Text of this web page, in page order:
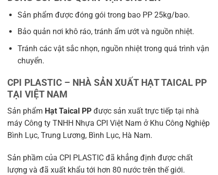
Sản phẩm được đóng gói trong bao PP 25kg/bao.
Bảo quản nơi khô ráo, tránh ẩm ướt và nguồn nhiệt.
Tránh các vật sắc nhọn, nguồn nhiệt trong quá trình vận
chuyển.
CPI PLASTIC – NHÀ SẢN XUẤT HẠT TAICAL PP
TẠI VIỆT NAM
Sản phẩm Hạt Taical PP được sản xuất trực tiếp tại nhà
máy Công ty TNHH Nhựa CPI Việt Nam ở Khu Công Nghiệp
Bình Lục, Trung Lương, Bình Lục, Hà Nam.
Sản phầm của CPI PLASTIC đã khẳng định được chất
lượng và đã xuất khẩu tới hơn 80 nước trên thế giới.